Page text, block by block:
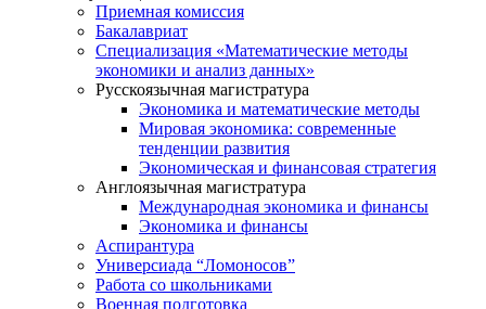
Приемная комиссия
Бакалавриат
Специализация «Математические методы
экономики и анализ данных»
Русскоязычная магистратура
Экономика и математические методы
Мировая экономика: современные
тенденции развития
Экономическая и финансовая стратегия
Англоязычная магистратура
Международная экономика и финансы
Экономика и финансы
Аспирантура
Универсиада “Ломоносов”
Работа со школьниками
Военная подготовка